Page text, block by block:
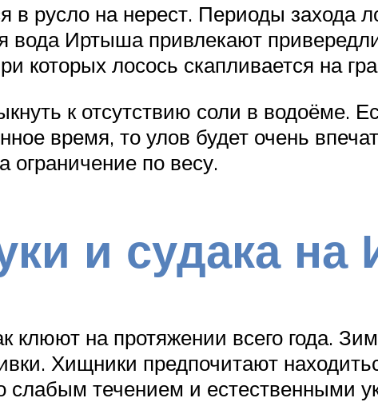
в русло на нерест. Периоды
вода Иртыша привлекают
которых лосось скапливается на
к отсутствию соли в водоёме.
время, то улов будет очень
ограничение по весу.
и судака
клюют на протяжении всего года.
Хищники предпочитают
слабым течением и естественными